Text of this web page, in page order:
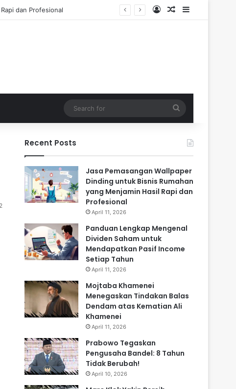
Tahun Log InRandom Article
Sidebar
for
2
Recent Posts
Jasa Pemasangan Wallpaper
Dinding untuk Bisnis Rumahan
yang Menjamin Hasil Rapi dan
Profesional
April 11, 2026
Panduan Lengkap Mengenal
Dividen Saham untuk
Mendapatkan Pasif Income
Setiap Tahun
April 11, 2026
Mojtaba Khamenei
Menegaskan Tindakan Balas
Dendam atas Kematian Ali
Khamenei
April 11, 2026
Prabowo Tegaskan
Pengusaha Bandel: 8 Tahun
Tidak Berubah!
April 10, 2026